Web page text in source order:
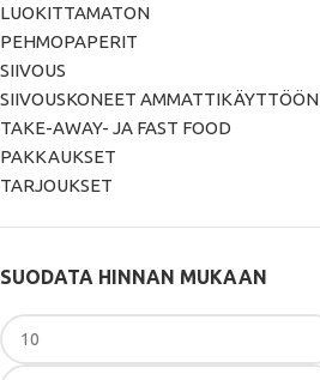
LUOKITTAMATON
PEHMOPAPERIT
SIIVOUS
SIIVOUSKONEET AMMATTIKÄYTTÖÖN
TAKE-AWAY- JA FAST FOOD
PAKKAUKSET
TARJOUKSET
SUODATA HINNAN MUKAAN